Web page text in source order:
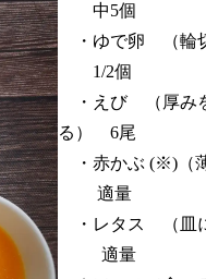
中5個
・ゆで卵 （
1/2個
・えび （厚み
る） 6尾
・赤かぶ (※)（
適量
・レタス （皿
適量